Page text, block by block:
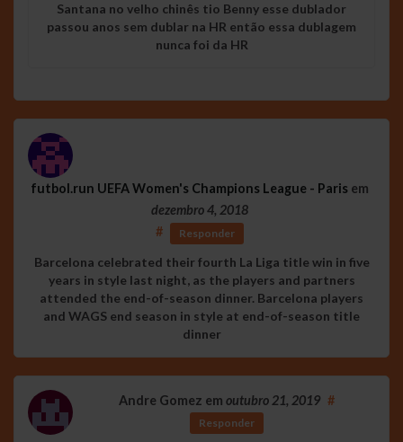
Santana no velho chinês tio Benny esse dublador
passou anos sem dublar na HR então essa dublagem
nunca foi da HR
futbol.run UEFA Women's Champions League - Parisem
dezembro 4, 2018
#
Responder
Barcelona celebrated their fourth La Liga title win in five
years in style last night, as the players and partners
attended the end-of-season dinner. Barcelona players
and WAGS end season in style at end-of-season title
dinner
Andre Gomez em outubro 21, 2019 #
Responder